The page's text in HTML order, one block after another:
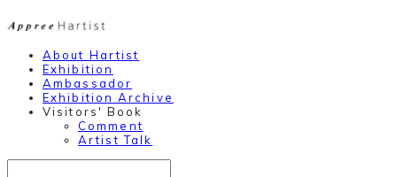
About Hartist
Exhibition
Ambassador
Exhibition Archive
Visitors' Book
Comment
Artist Talk